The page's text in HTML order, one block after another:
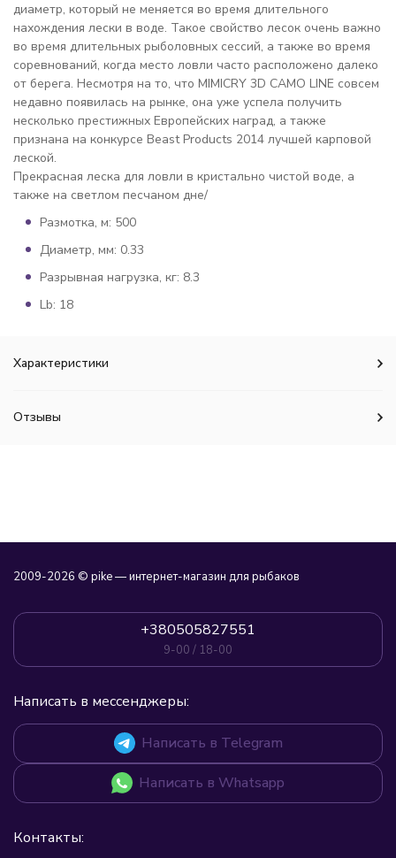
диаметр, который не меняется во время длительного
нахождения лески в воде. Такое свойство лесок очень важно
во время длительных рыболовных сессий, а также во время
соревнований, когда место ловли часто расположено далеко
от берега. Несмотря на то, что MIMICRY 3D CAMO LINE совсем
недавно появилась на рынке, она уже успела получить
несколько престижных Европейских наград, а также
признана на конкурсе Beast Products 2014 лучшей карповой
леской.
Прекрасная леска для ловли в кристально чистой воде, а
также на светлом песчаном дне/
Размотка, м: 500
Диаметр, мм: 0.33
Разрывная нагрузка, кг: 8.3
Lb: 18
Характеристики
Отзывы
2009-2026 © pike — интернет-магазин для рыбаков
+380505827551
9-00 / 18-00
Написать в мессенджеры:
Написать в Telegram
Написать в Whatsapp
Контакты: